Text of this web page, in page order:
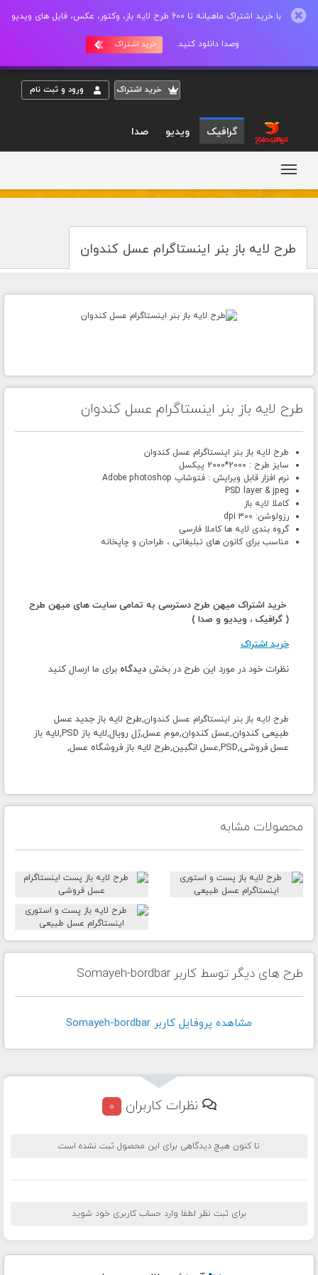
با خرید اشتراک ماهیانه تا 600 طرح لایه باز، وکتور، عکس، فایل های ویدیو
وصدا دانلود کنید. خرید اشتراک
خريد اشتراک ورود و ثبت نام
گرافیک ویدیو صدا
طرح لایه باز بنر اینستاگرام عسل کندوان
طرح لایه باز بنر اینستاگرام عسل کندوان
طرح لایه باز بنر اینستاگرام عسل کندوان
سایز طرح : 2000*2000 پیکسل
نرم افزار قابل ویرایش : فتوشاپ Adobe photoshop
PSD layer & jpeg
کاملا لایه باز
رزولوشن: 300 dpi
گروه بندی لایه ها کاملا فارسی
مناسب برای کانون های تبلیغاتی ، طراحان و چاپخانه
خرید اشتراک میهن طرح دسترسی به تمامی سایت های میهن طرح
( گرافیک ، ویدیو و صدا )
خرید اشتراک
نظرات خود در مورد این طرح در بخش دیدگاه برای ما ارسال کنید
طرح لایه باز بنر اینستاگرام عسل کندوان,طرح لایه باز جدید عسل
طبیعی کندوان,عسل کندوان,موم عسل,ژل رویال,لایه باز PSD,لایه باز
عسل فروشی,PSD,عسل انگبین,طرح لایه باز فروشگاه عسل,
محصولات مشابه
طرح های دیگر توسط کاربر Somayeh-bordbar
مشاهده پروفايل کاربر Somayeh-bordbar
نظرات کاربران 0
تا کنون هیچ دیدگاهی برای این محصول ثبت نشده است
برای ثبت نظر لطفا وارد حساب کاربری خود شوید